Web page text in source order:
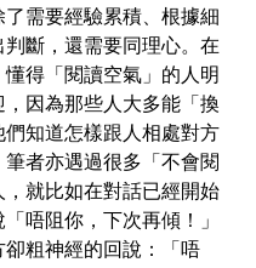
需要經驗累積、根據細
斷，還需要同理心。在
懂得「閱讀空氣」的人明
因為那些人大多能「換
知道怎樣跟人相處對方
者亦遇過很多「不會閱
就比如在對話已經開始
唔阻你，下次再傾！」
卻粗神經的回說：「唔